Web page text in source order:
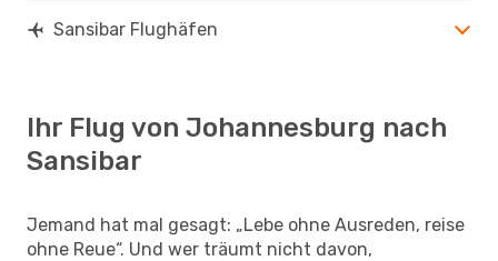
Sansibar Flughäfen
Ihr Flug von Johannesburg nach
Sansibar
Jemand hat mal gesagt: „Lebe ohne Ausreden, reise
ohne Reue“. Und wer träumt nicht davon,